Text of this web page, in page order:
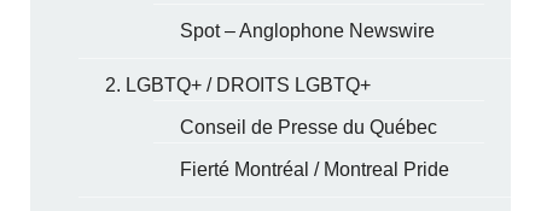
Spot – Anglophone Newswire
2. LGBTQ+ / DROITS LGBTQ+
Conseil de Presse du Québec
Fierté Montréal / Montreal Pride